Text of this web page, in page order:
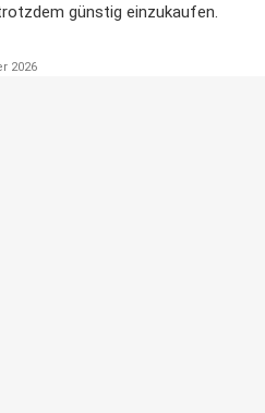
günstig einzukaufen.
2026